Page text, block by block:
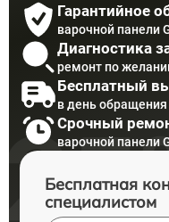
Гарантийное
варочной панели
Диагностика
ремонт по
Бесплатный
в день обращения
Срочный
варочной панели
Бесплатная
специалистом